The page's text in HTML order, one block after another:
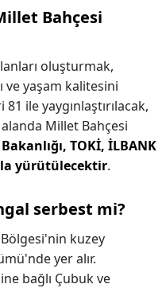
Bahçesi
oluşturmak,
ve yaşam kalitesini
ile yaygınlaştırılacak,
Millet Bahçesi
TOKİ, İLBANK
yürütülecektir.
serbest mi?
kuzey
yer alır.
bağlı Çubuk ve